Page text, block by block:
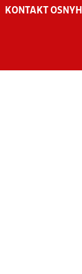
KONTAKT OS